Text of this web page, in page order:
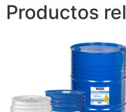
Productos